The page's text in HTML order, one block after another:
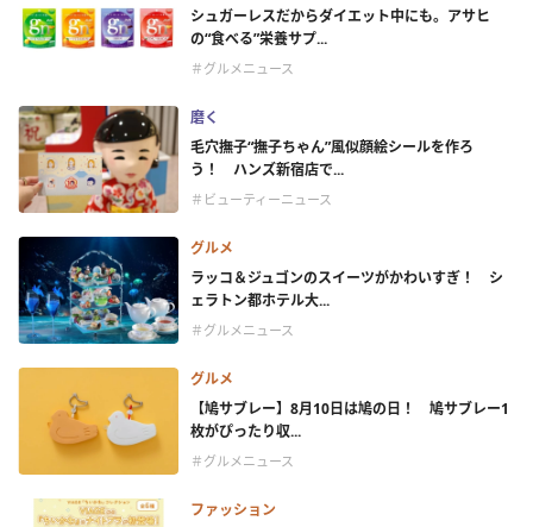
シュガーレスだからダイエット中にも。アサヒ
の“食べる”栄養サプ...
＃グルメニュース
磨く
毛穴撫子“撫子ちゃん”風似顔絵シールを作ろ
う！ ハンズ新宿店で...
＃ビューティーニュース
グルメ
ラッコ＆ジュゴンのスイーツがかわいすぎ！ シ
ェラトン都ホテル大...
＃グルメニュース
グルメ
【鳩サブレー】8月10日は鳩の日！ 鳩サブレー1
枚がぴったり収...
＃グルメニュース
ファッション